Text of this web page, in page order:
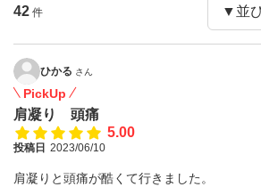
42 件
ひかる さん
PickUp
肩凝り 頭痛
5.00
投稿日 2023/06/10
肩凝りと頭痛が酷くて行きました。